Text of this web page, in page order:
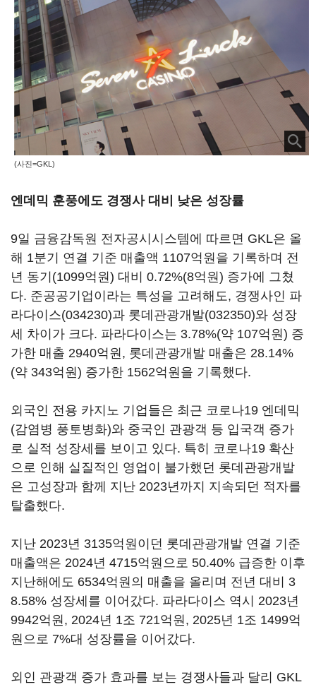
(사진=GKL)
엔데믹 훈풍에도 경쟁사 대비 낮은 성장률
9일 금융감독원 전자공시시스템에 따르면 GKL은 올
해 1분기 연결 기준 매출액 1107억원을 기록하며 전
년 동기(1099억원) 대비 0.72%(8억원) 증가에 그쳤
다. 준공공기업이라는 특성을 고려해도, 경쟁사인 파
라다이스(034230)과 롯데관광개발(032350)와 성장
세 차이가 크다. 파라다이스는 3.78%(약 107억원) 증
가한 매출 2940억원, 롯데관광개발 매출은 28.14%
(약 343억원) 증가한 1562억원을 기록했다.
외국인 전용 카지노 기업들은 최근 코로나19 엔데믹
(감염병 풍토병화)와 중국인 관광객 등 입국객 증가
로 실적 성장세를 보이고 있다. 특히 코로나19 확산
으로 인해 실질적인 영업이 불가했던 롯데관광개발
은 고성장과 함께 지난 2023년까지 지속되던 적자를
탈출했다.
지난 2023년 3135억원이던 롯데관광개발 연결 기준
매출액은 2024년 4715억원으로 50.40% 급증한 이후
지난해에도 6534억원의 매출을 올리며 전년 대비 3
8.58% 성장세를 이어갔다. 파라다이스 역시 2023년
9942억원, 2024년 1조 721억원, 2025년 1조 1499억
원으로 7%대 성장률을 이어갔다.
외인 관광객 증가 효과를 보는 경쟁사들과 달리 GKL